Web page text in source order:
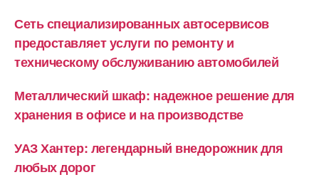
Сеть специализированных автосервисов
предоставляет услуги по ремонту и
техническому обслуживанию автомобилей
Металлический шкаф: надежное решение для
хранения в офисе и на производстве
УАЗ Хантер: легендарный внедорожник для
любых дорог